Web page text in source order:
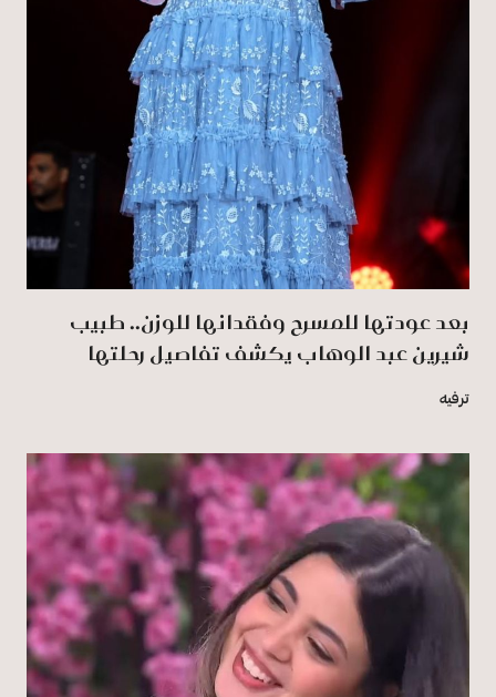
بعد عودتها للمسرح وفقدانها للوزن.. طبيب
شيرين عبد الوهاب يكشف تفاصيل رحلتها
ترفيه